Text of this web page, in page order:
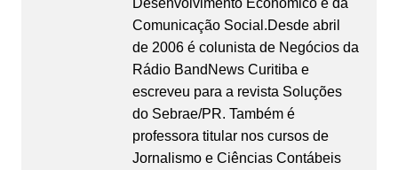
Desenvolvimento Econômico e da
Comunicação Social.Desde abril
de 2006 é colunista de Negócios da
Rádio BandNews Curitiba e
escreveu para a revista Soluções
do Sebrae/PR. Também é
professora titular nos cursos de
Jornalismo e Ciências Contábeis